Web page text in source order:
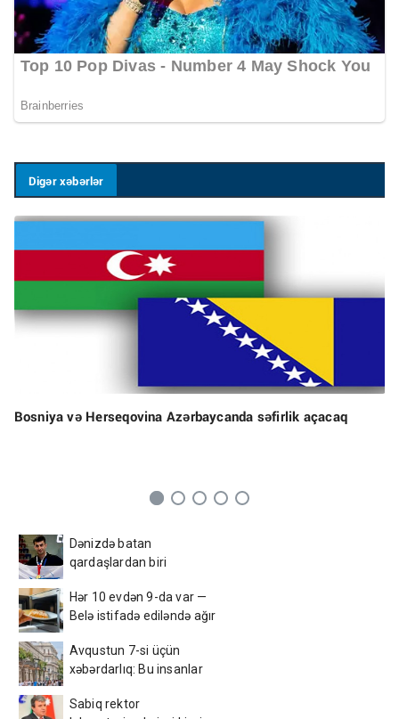
Digər xəbərlər
Bosniya və Herseqovina Azərbaycanda səfirlik açacaq
Dənizdə batan
qardaşlardan biri
imiş
Hər 10 evdən 9-da var —
Belə istifadə ediləndə ağır
Avqustun 7-si üçün
xəbərdarlıq: Bu insanlar
Sabiq rektor